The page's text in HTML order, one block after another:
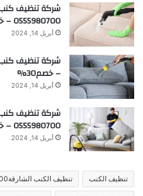
شركة تنظيف
0555980700 – خصم30%
أبريل 14, 2024
– خصم30%
أبريل 14, 2024
شركة تنظيف
0555980700 – خصم30%
أبريل 14, 2024
تنظيف الكنب تنظيف الكنب الشارقة0555980700